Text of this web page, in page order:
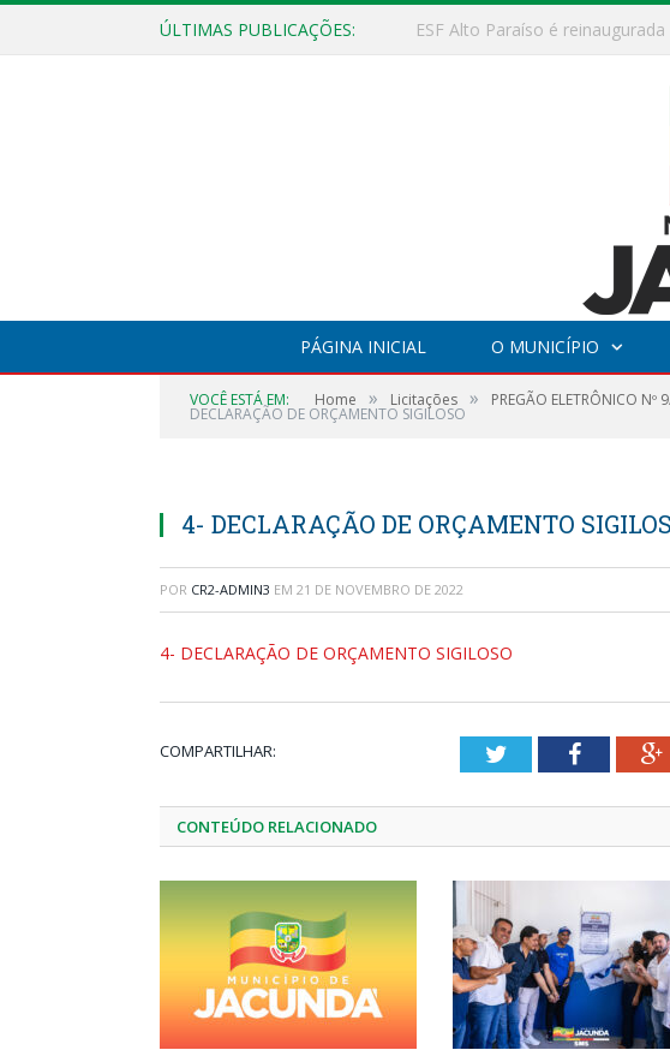
ÚLTIMAS PUBLICAÇÕES:
PÁGINA INICIAL O MUNICÍPIO
VOCÊ ESTÁ EM: Home » Licitações » PREGÃO ELETRÔNICO Nº
DECLARAÇÃO DE ORÇAMENTO SIGILOSO
4- DECLARAÇÃO DE ORÇAMENTO
POR CR2-ADMIN3 EM 21 DE NOVEMBRO DE 2022
4- DECLARAÇÃO DE ORÇAMENTO SIGILOSO
COMPARTILHAR: TwitterFacebook
CONTEÚDO RELACIONADO